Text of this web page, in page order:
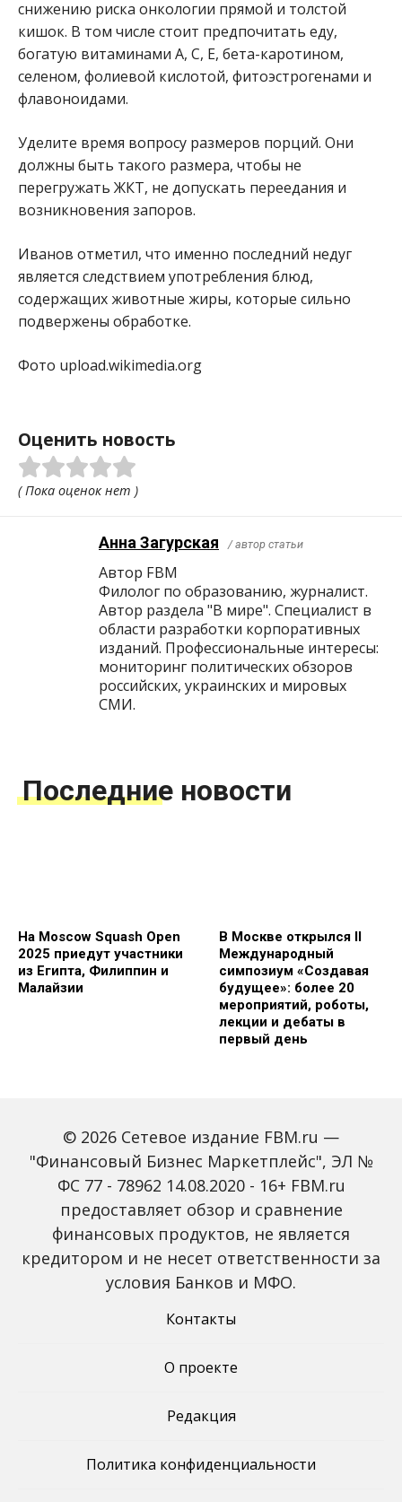
снижению риска онкологии прямой и толстой
кишок. В том числе стоит предпочитать еду,
богатую витаминами А, С, Е, бета-каротином,
селеном, фолиевой кислотой, фитоэстрогенами и
флавоноидами.
Уделите время вопросу размеров порций. Они
должны быть такого размера, чтобы не
перегружать ЖКТ, не допускать переедания и
возникновения запоров.
Иванов отметил, что именно последний недуг
является следствием употребления блюд,
содержащих животные жиры, которые сильно
подвержены обработке.
Фото upload.wikimedia.org
Оценить новость
( Пока оценок нет )
Анна Загурская / автор статьи
Автор FBM
Филолог по образованию, журналист.
Автор раздела "В мире". Специалист в
области разработки корпоративных
изданий. Профессиональные интересы:
мониторинг политических обзоров
российских, украинских и мировых
СМИ.
Последние новости
На Moscow Squash Open
2025 приедут участники
из Египта, Филиппин и
Малайзии
В Москве открылся II
Международный
симпозиум «Создавая
будущее»: более 20
мероприятий, роботы,
лекции и дебаты в
первый день
Зарплаты вырастут,
банки включат защиту
от мошенников: какие
новые законы ждут
россиян с октября
Россиян предупредили
мошенников на фоне
снижения ключевой
ставки
© 2026 Сетевое издание FBM.ru —
"Финансовый Бизнес Маркетплейс", ЭЛ №
ФС 77 - 78962 14.08.2020 - 16+ FBM.ru
предоставляет обзор и сравнение
финансовых продуктов, не является
кредитором и не несет ответственности за
условия Банков и МФО.
Контакты
О проекте
Редакция
Политика конфиденциальности